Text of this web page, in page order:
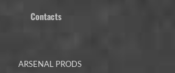
Contacts
ARSENAL PRODS